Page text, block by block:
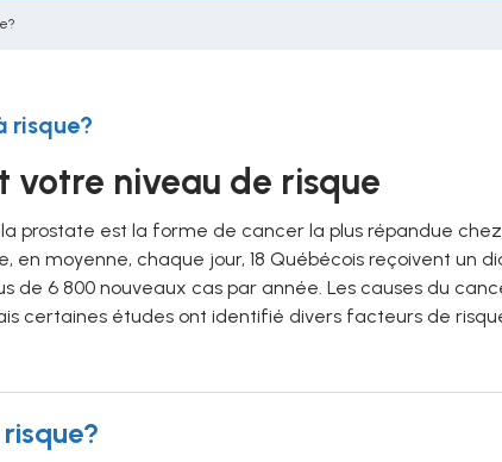
risque?
votre niveau de risque
prostate est la forme de cancer la plus répandue
en moyenne, chaque jour, 18 Québécois reçoivent un
de 6 800 nouveaux cas par année. Les causes du
certaines études ont identifié divers facteurs de